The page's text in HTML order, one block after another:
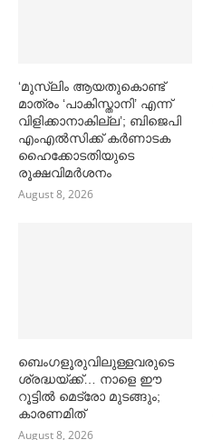
‘മുസ്‌ലിം ആയതുകൊണ്ട്
മാത്രം ‘പാകിസ്താനി’ എന്ന്
വിളിക്കാനാകില്ല’; ബിജെപി
എംഎല്‍സിക്ക് കര്‍ണാടക
ഹൈക്കോടതിയുടെ
രൂക്ഷവിമര്‍ശനം
August 8, 2026
ബെംഗളൂരുവിലുള്ളവരുടെ
ശ്രദ്ധയ്ക്ക്… നാളെ ഈ
റൂട്ടില്‍ മെട്രോ മുടങ്ങും;
കാരണമിത്
August 8, 2026